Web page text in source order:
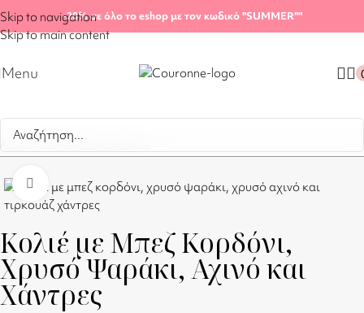
Skip to navigation
Skip to main content
-20%σε όλο το eshop με τον κωδικό "SUMMER""
Menu
Αρχική σελίδα
Click to enlarge
Κολιέ με Μπεζ Κορδόνι,
Χρυσό Ψαράκι, Αχινό και
Χάντρες